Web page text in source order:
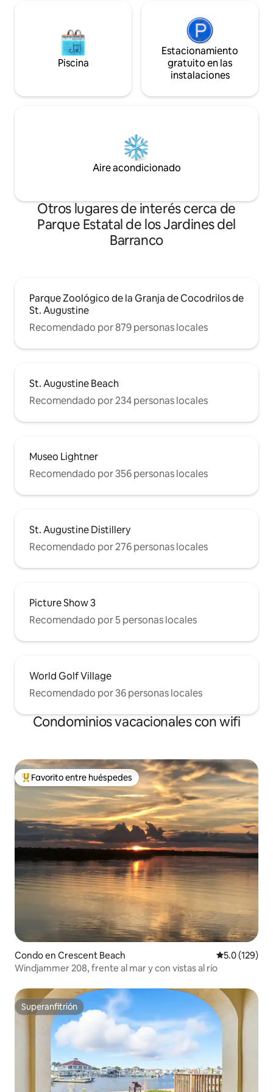
Piscina
Estacionamiento
gratuito en las
instalaciones
Aire acondicionado
Otros lugares de interés cerca de
Parque Estatal de los Jardines del
Barranco
Parque Zoológico de la Granja de Cocodrilos de
St. Augustine
Recomendado por 879 personas locales
St. Augustine Beach
Recomendado por 234 personas locales
Museo Lightner
Recomendado por 356 personas locales
St. Augustine Distillery
Recomendado por 276 personas locales
Picture Show 3
Recomendado por 5 personas locales
World Golf Village
Recomendado por 36 personas locales
Condominios vacacionales con wifi
Favorito entre huéspedes preferido
Favorito entre huéspedes
Condo en Crescent Beach Calificación
5.0 (129)
Windjammer 208, frente al mar y con vistas al río
Superanfitrión
Superanfitrión